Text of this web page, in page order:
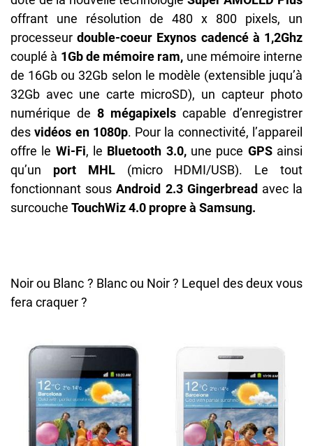
offrant une résolution de 480 x 800 pixels, un
processeurdouble-coeur Exynos cadencé à 1,2Ghz
couplé à 1Gb de mémoire ram, une mémoire interne
de 16Gb ou 32Gb selon le modèle (extensible juqu’à
32Gb avec une carte microSD), un capteur photo
numérique de 8 mégapixels capable d’enregistrer
desvidéos en 1080p. Pour la connectivité, l’appareil
offre le Wi-Fi, le Bluetooth 3.0, une puce GPSainsi
qu’un port MHL(micro HDMI/USB). Le tout
fonctionnant sousAndroid 2.3 Gingerbread avec la
surcouche TouchWiz 4.0 propre à Samsung.
Noir ou Blanc ? Blanc ou Noir ? Lequel des deux vous
fera craquer ?